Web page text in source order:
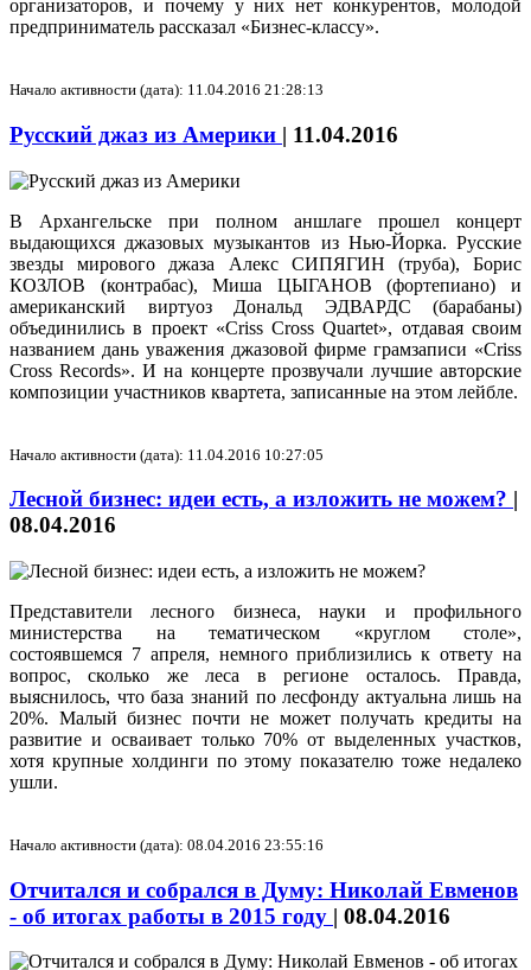
организаторов, и почему у них нет конкурентов, молодой
предприниматель рассказал «Бизнес-классу».
Начало активности (дата): 11.04.2016 21:28:13
Русский джаз из Америки | 11.04.2016
В Архангельске при полном аншлаге прошел концерт
выдающихся джазовых музыкантов из Нью-Йорка. Русские
звезды мирового джаза Алекс СИПЯГИН (труба), Борис
КОЗЛОВ (контрабас), Миша ЦЫГАНОВ (фортепиано) и
американский виртуоз Дональд ЭДВАРДС (барабаны)
объединились в проект «Criss Cross Quartet», отдавая своим
названием дань уважения джазовой фирме грамзаписи «Criss
Cross Records». И на концерте прозвучали лучшие авторские
композиции участников квартета, записанные на этом лейбле.
Начало активности (дата): 11.04.2016 10:27:05
Лесной бизнес: идеи есть, а изложить не можем? |
08.04.2016
Представители лесного бизнеса, науки и профильного
министерства на тематическом «круглом столе»,
состоявшемся 7 апреля, немного приблизились к ответу на
вопрос, сколько же леса в регионе осталось. Правда,
выяснилось, что база знаний по лесфонду актуальна лишь на
20%. Малый бизнес почти не может получать кредиты на
развитие и осваивает только 70% от выделенных участков,
хотя крупные холдинги по этому показателю тоже недалеко
ушли.
Начало активности (дата): 08.04.2016 23:55:16
Отчитался и собрался в Думу: Николай Евменов
- об итогах работы в 2015 году | 08.04.2016